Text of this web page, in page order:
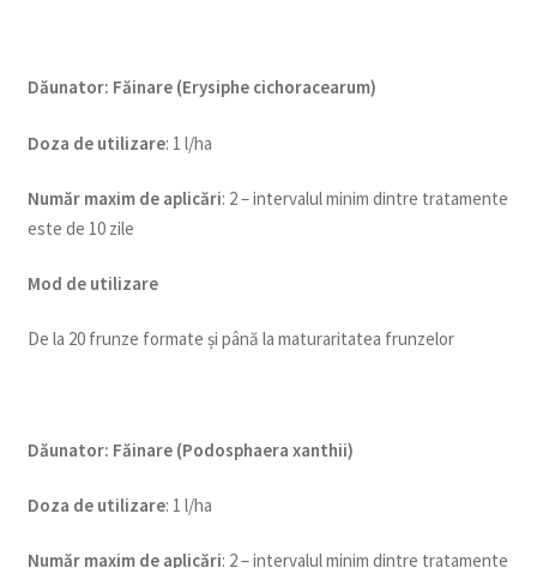
Dăunator: Făinare (Erysiphe cichoracearum)
Doza de utilizare: 1 l/ha
Număr maxim de aplicări: 2 – intervalul minim dintre tratamente
este de 10 zile
Mod de utilizare
De la 20 frunze formate și până la maturaritatea frunzelor
Dăunator: Făinare (Podosphaera xanthii)
Doza de utilizare: 1 l/ha
Număr maxim de aplicări: 2 – intervalul minim dintre tratamente